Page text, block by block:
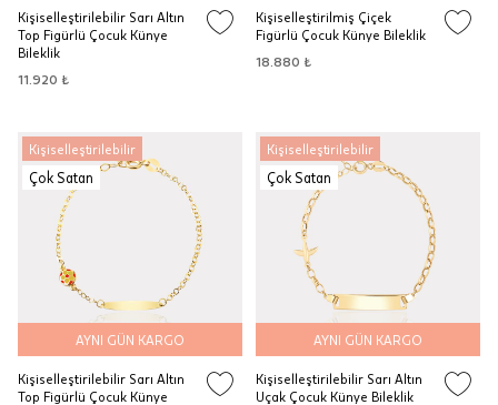
Kişiselleştirilebilir Sarı Altın
Top Figürlü Çocuk Künye
Bileklik
11.920 ₺
Kişiselleştirilmiş Çiçek
Figürlü Çocuk Künye Bileklik
18.880 ₺
Kişiselleştirilebilir
Çok Satan
AYNI GÜN KARGO
Kişiselleştirilebilir Sarı Altın
Top Figürlü Çocuk Künye
Kişiselleştirilebilir
Çok Satan
AYNI GÜN KARGO
Kişiselleştirilebilir Sarı Altın
Uçak Çocuk Künye Bileklik